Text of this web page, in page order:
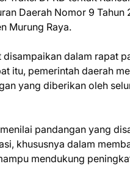
Daerah Nomor 9
Murung Raya.
dalam rapat
itu, pemerintah daerah
yang diberikan oleh
pandangan yang
khususnya dalam
mendukung